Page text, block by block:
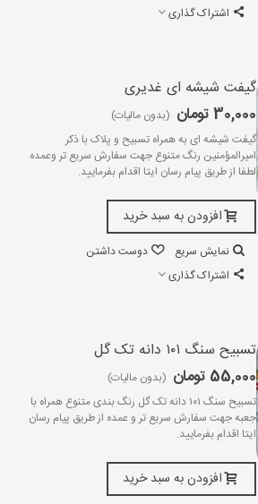
اشتراک گذاری
گیفت شیشه ای غدیری
30,000 تومان
(بدون مالیات)
گیفت شیشه ای به همراه تسبیح و پلاک با ذکر
امیرالمؤمنین رنگ متنوع جهت سفارش سریع تر وعمده
لطفا از طریق پیام رسان ایتا اقدام بفرمایید.
افزودن به سبد خرید
نمایش سریع
دوست داشتن
اشتراک گذاری
تسبیح سنگ ۱۰۱ دانه تک گل
55,000 تومان
(بدون مالیات)
تسبیح سنگ ۱۰۱ دانه تک گل رنگ بندی متنوع همراه با
جعبه جهت سفارش سریع تر و عمده از طریق پیام رسان
ایتا اقدام بفرمایید.
افزودن به سبد خرید